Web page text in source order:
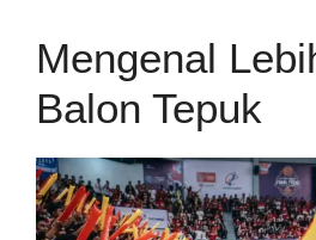
Mengenal
Balon Tepuk